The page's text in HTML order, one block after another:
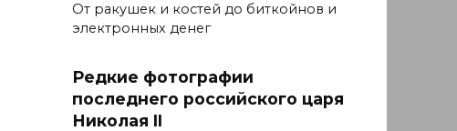
От ракушек и костей до биткойнов и
электронных денег
Редкие фотографии
последнего российского царя
Николая II